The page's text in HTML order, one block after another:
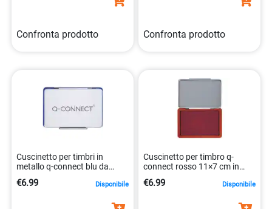
Confronta prodotto Confronta prodotto
Cuscinetto per timbri in
metallo q-connect blu da
€6.99 Disponibile
Cuscinetto per timbro q-
connect rosso 11×7 cm in
5705831252127
€6.99 Disponibile